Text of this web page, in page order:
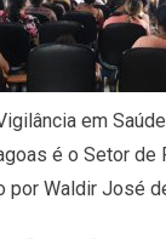
em
é o Setor de
por Waldir José